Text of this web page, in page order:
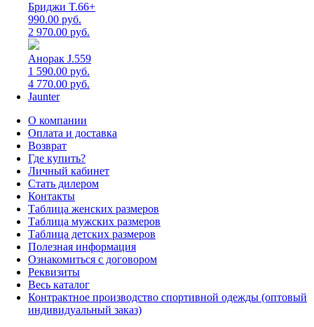
Бриджи T.66+
990.00 руб.
2 970.00 руб.
Анорак J.559
1 590.00 руб.
4 770.00 руб.
Jaunter
О компании
Оплата и доставка
Возврат
Где купить?
Личный кабинет
Стать дилером
Контакты
Таблица женских размеров
Таблица мужских размеров
Таблица детских размеров
Полезная информация
Ознакомиться с договором
Реквизиты
Весь каталог
Контрактное производство спортивной одежды (оптовый
индивидуальный заказ)